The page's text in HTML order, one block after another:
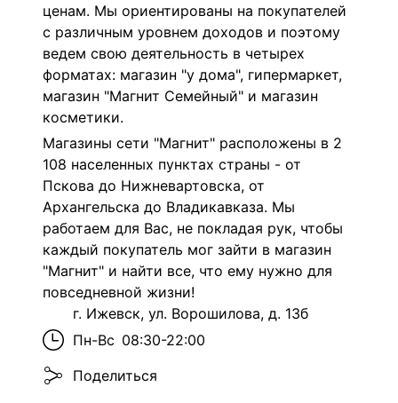
ценам. Мы ориентированы на покупателей
с различным уровнем доходов и поэтому
ведем свою деятельность в четырех
форматах: магазин "у дома", гипермаркет,
магазин "Магнит Семейный" и магазин
косметики.
Магазины сети "Магнит" расположены в 2
108 населенных пунктах страны - от
Пскова до Нижневартовска, от
Архангельска до Владикавказа. Мы
работаем для Вас, не покладая рук, чтобы
каждый покупатель мог зайти в магазин
"Магнит" и найти все, что ему нужно для
повседневной жизни!
г. Ижевск, ул. Ворошилова, д. 13б
Пн-Вс 08:30-22:00
Поделиться